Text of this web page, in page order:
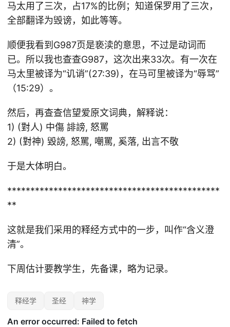
马太用了三次，占17%的比例；知道保罗用了三次，
全部翻译为毁谤，如此等等。
顺便我看到G987页是亵渎的意思，不过是动词而
已。所以我也查查G987，这次出来33次。有一次在
马太里被译为“讥诮”(27:39)，在马可里被译为“辱骂”
（15:29）。
然后，再查查信望爱原文词典，解释说：
1) (對人) 中傷 誹謗, 怒罵
2) (對神) 毀謗, 怒罵, 嘲罵, 奚落, 出言不敬
于是大体明白。
**********************************************
**
这就是我们采用的释经方式中的一步，叫作“含义澄
清”。
下周估计要教学生，先备课，略为记录。
释经学 圣经 神学